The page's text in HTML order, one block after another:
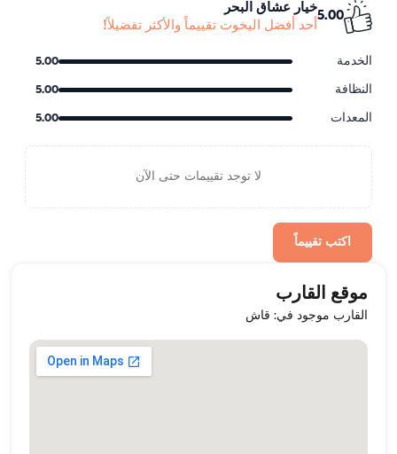
5.00
خيار عشاق البحر
أحد أفضل اليخوت تقييماً والأكثر تفضيلاً!
الخدمة 5.00
النظافة 5.00
المعدات 5.00
لا توجد تقييمات حتى الآن
اكتب تقييماً
موقع القارب
القارب موجود في: قاش